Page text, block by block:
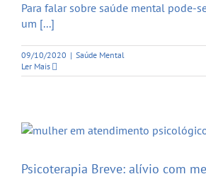
Para falar sobre saúde mental pode-
um [...]
09/10/2020 | Saúde Mental
Ler Mais
Psicoterapia Breve: alívio com